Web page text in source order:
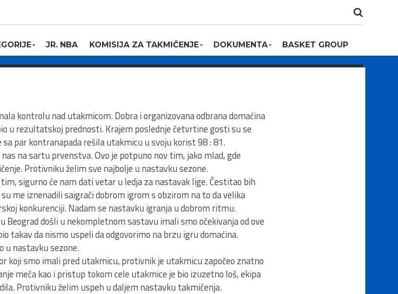
JR. NBA KOMISIJA ZA TAKMIČENJE DOKUMENTA BASKET GROUP
kontrolu nad utakmicom. Dobra i organizovana odbrana domaćina
u rezultatskoj prednosti. Krajem poslednje četvrtine gosti su se
sa par kontranapada rešila utakmicu u svoju korist 98 : 81.
nas na sartu prvenstva. Ovo je potpuno nov tim, jako mlad, gde
Protivniku želim sve najbolje u nastavku sezone.
sigurno će nam dati vetar u ledja za nastavak lige. Čestitao bih
me iznenadili saigrači dobrom igrom s obzirom na to da velika
konkurenciji. Nadam se nastavku igranja u dobrom ritmu.
Beograd došli u nekompletnom sastavu imali smo očekivanja od ove
takav da nismo uspeli da odgovorimo na brzu igru domaćina.
u nastavku sezone.
koji smo imali pred utakmicu, protivnik je utakmicu započeo znatno
meča kao i pristup tokom cele utakmice je bio izuzetno loš, ekipa
Protivniku želim uspeh u daljem nastavku takmičenja.